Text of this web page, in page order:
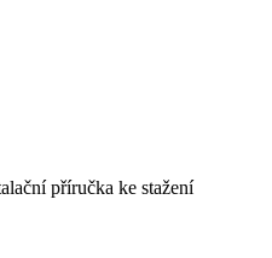
příručka ke stažení